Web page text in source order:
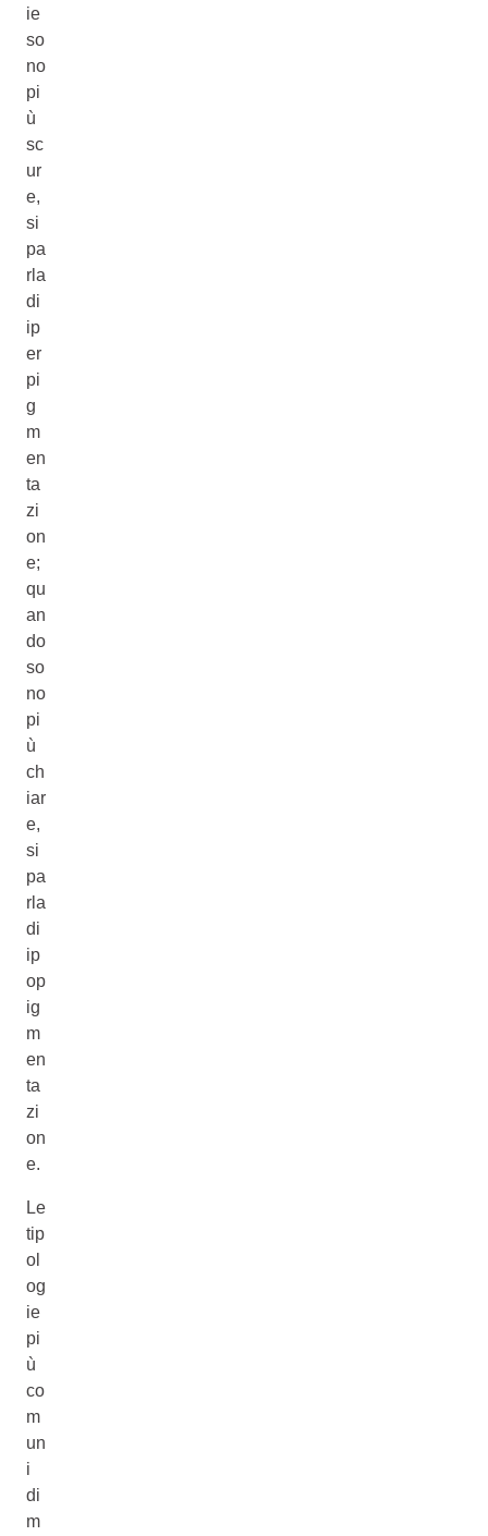
ie
so
no
pi
ù
sc
ur
e,
si
pa
rla
di
ip
er
pi
g
m
en
ta
zi
on
e;
qu
an
do
so
no
pi
ù
ch
iar
e,
si
pa
rla
di
ip
op
ig
m
en
ta
zi
on
e.
Le
tip
ol
og
ie
pi
ù
co
m
un
i
di
m